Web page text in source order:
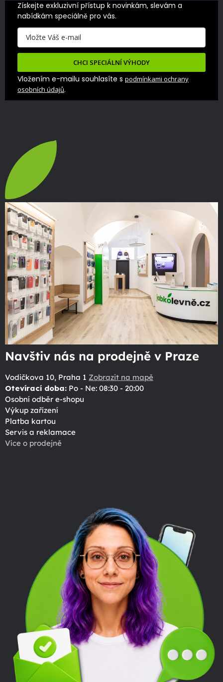
Získejte exkluzivní přístup k novinkám, slevám a
nabídkám speciálně pro vás.
CHCI SPECIÁLNÍ VÝHODY
Vložením e-mailu souhlasíte s podmínkami ochrany
osobních údajů.
Navštiv nás na prodejně v Praze
Vodičkova 10, Praha 1 Zobrazit na mapě
Otevírací doba: Po - Ne: 08:30 - 20:00
Osobní odběr e-shopu
Výkup zařízení
Platba kartou
Servis a reklamace
Více o prodejně